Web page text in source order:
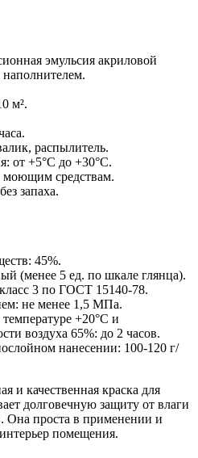
эмульсия акриловой
м².
распылитель.
от +5°C до +30°C.
моющим средствам.
запаха.
45%.
(менее 5 ед. по шкале глянца).
3 по ГОСТ 15140-78.
не менее 1,5 МПа.
+20°C и
воздуха 65%: до 2 часов.
нанесении: 100-120 г/
и качественная краска для
долговечную защиту от влаги
Она проста в применении и
помещения.